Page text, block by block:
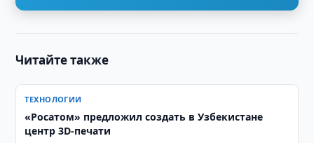
Читайте также
ТЕХНОЛОГИИ
«Росатом» предложил создать в Узбекистане
центр 3D-печати